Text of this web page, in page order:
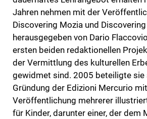
Jahren nehmen mit der
Discovering Mozia und
herausgegeben von Dario
ersten beiden redaktionellen
der Vermittlung des kulturellen
gewidmet sind. 2005 beteiligte sie
Gründung der Edizioni Mercurio
Veröffentlichung mehrerer
für Kinder, darunter einer, der dem